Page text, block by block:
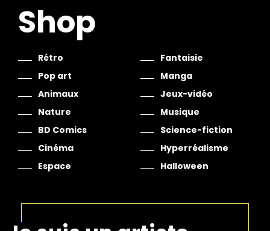
Shop
Rétro
Pop art
Animaux
Nature
BD Comics
Cinéma
Espace
Fantaisie
Manga
Jeux-vidéo
Musique
Science-fiction
Hyperréalisme
Halloween